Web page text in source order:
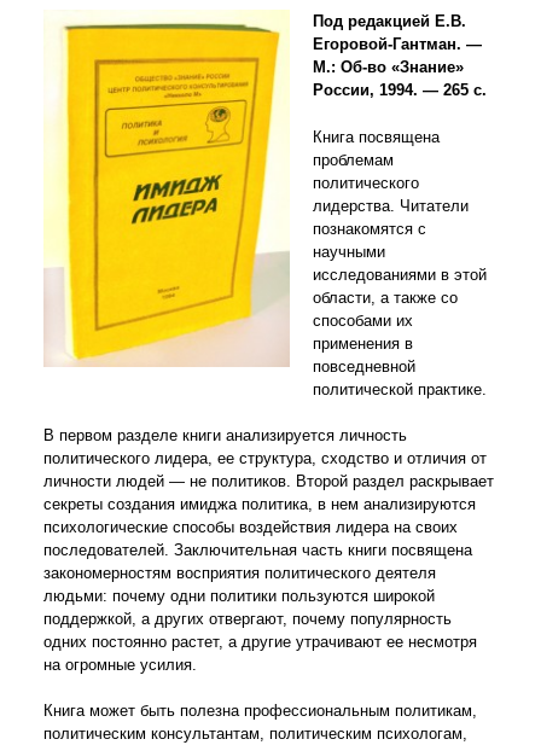
Под редакцией Е.В.
Егоровой-Гантман. —
М.: Об-во «Знание»
России, 1994. — 265 с.
Книга посвящена
проблемам
политического
лидерства. Читатели
познакомятся с
научными
исследованиями в этой
области, а также со
способами их
применения в
повседневной
политической практике.
В первом разделе книги анализируется личность
политического лидера, ее структура, сходство и отличия от
личности людей — не политиков. Второй раздел раскрывает
секреты создания имиджа политика, в нем анализируются
психологические способы воздействия лидера на своих
последователей. Заключительная часть книги посвящена
закономерностям восприятия политического деятеля
людьми: почему одни политики пользуются широкой
поддержкой, а других отвергают, почему популярность
одних постоянно растет, а другие утрачивают ее несмотря
на огромные усилия.
Книга может быть полезна профессиональным политикам,
политическим консультантам, политическим психологам,